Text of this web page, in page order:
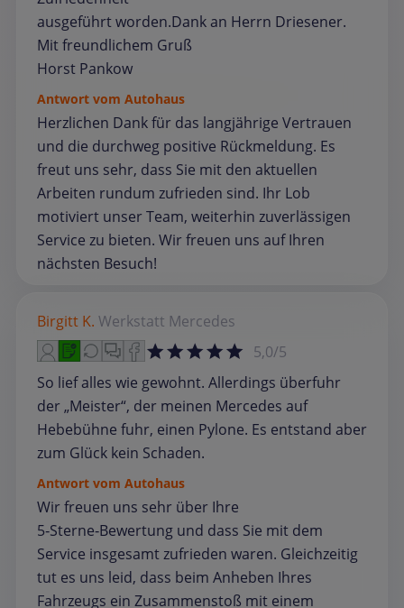
ausgeführt worden.Dank an Herrn Driesener.
Mit freundlichem Gruß
Horst Pankow
Antwort vom Autohaus
Herzlichen Dank für das langjährige Vertrauen
und die durchweg positive Rückmeldung. Es
freut uns sehr, dass Sie mit den aktuellen
Arbeiten rundum zufrieden sind. Ihr Lob
motiviert unser Team, weiterhin zuverlässigen
Service zu bieten. Wir freuen uns auf Ihren
nächsten Besuch!
Birgitt K. Werkstatt Mercedes
5,0/5
So lief alles wie gewohnt. Allerdings überfuhr
der „Meister“, der meinen Mercedes auf
Hebebühne fuhr, einen Pylone. Es entstand aber
zum Glück kein Schaden.
Antwort vom Autohaus
Wir freuen uns sehr über Ihre
5‑Sterne‑Bewertung und dass Sie mit dem
Service insgesamt zufrieden waren. Gleichzeitig
tut es uns leid, dass beim Anheben Ihres
Fahrzeugs ein Zusammenstoß mit einem